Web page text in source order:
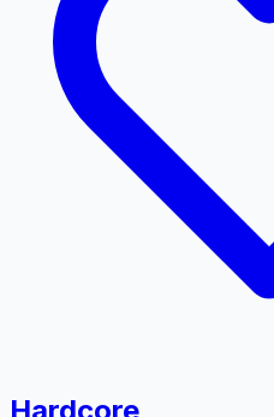
Hardcore